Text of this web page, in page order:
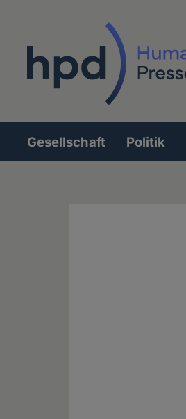
Hauptnavigation
Gesellschaft Politik